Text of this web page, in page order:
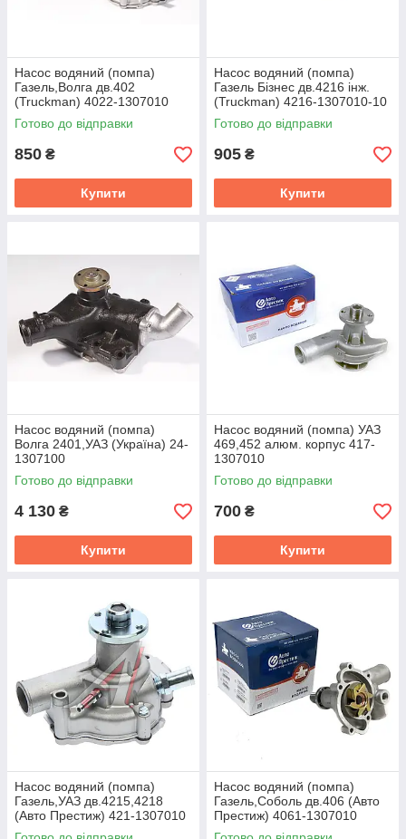
Насос водяний (помпа)
Газель,Волга дв.402
(Truckman) 4022-1307010
Готово до відправки
850 ₴
Купити
Насос водяний (помпа)
Газель Бiзнес дв.4216 iнж.
(Truckman) 4216-1307010-10
Готово до відправки
905 ₴
Купити
Насос водяний (помпа)
Волга 2401,УАЗ (Україна) 24-
1307100
Готово до відправки
4 130 ₴
Купити
Насос водяний (помпа) УАЗ
469,452 алюм. корпус 417-
1307010
Готово до відправки
700 ₴
Купити
Насос водяний (помпа)
Газель,УАЗ дв.4215,4218
(Авто Престиж) 421-1307010
Насос водяний (помпа)
Газель,Соболь дв.406 (Авто
Престиж) 4061-1307010